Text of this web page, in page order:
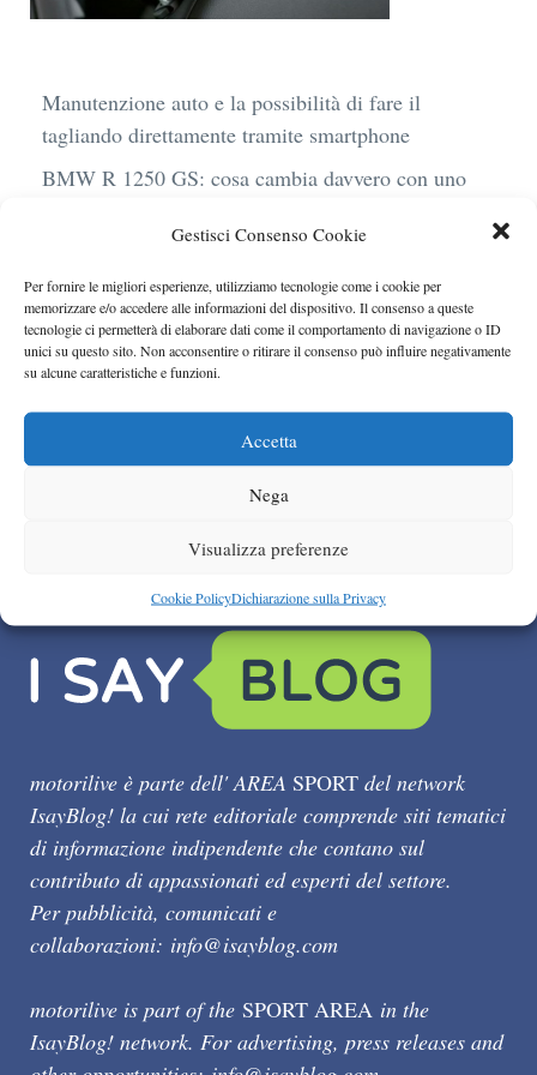
Gestisci Consenso Cookie
Per fornire le migliori esperienze, utilizziamo tecnologie come i cookie per
memorizzare e/o accedere alle informazioni del dispositivo. Il consenso a queste
tecnologie ci permetterà di elaborare dati come il comportamento di navigazione o ID
unici su questo sito. Non acconsentire o ritirare il consenso può influire negativamente
su alcune caratteristiche e funzioni.
Accetta
Nega
Visualizza preferenze
Cookie PolicyDichiarazione sulla Privacy
Manutenzione auto e la possibilità di fare il
tagliando direttamente tramite smartphone
BMW R 1250 GS: cosa cambia davvero con uno
sostenibile, stile, anche con noleggio a lungo
termine
Ufficiale l’arrivo degli stop lampeggianti
Le caratteristiche del motore Turbo 100 di
Peugeot
motorilive è parte dell' AREA SPORT del network
IsayBlog! la cui rete editoriale comprende siti tematici
di informazione indipendente che contano sul
contributo di appassionati ed esperti del settore.
Per pubblicità, comunicati e
collaborazioni: info@isayblog.com
motorilive is part of the SPORT AREA in the
IsayBlog! network. For advertising, press releases and